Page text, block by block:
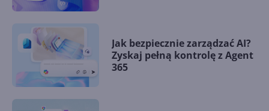
Jak bezpiecznie zarządzać AI?
Zyskaj pełną kontrolę z Agent
365